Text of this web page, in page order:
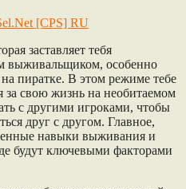
заставляет тебя
выживальщиком, особенно
пиратке. В этом режиме тебе
за свою жизнь на необитаемом
с другими игроками, чтобы
друг с другом. Главное,
навыки выживания и
будут ключевыми факторами